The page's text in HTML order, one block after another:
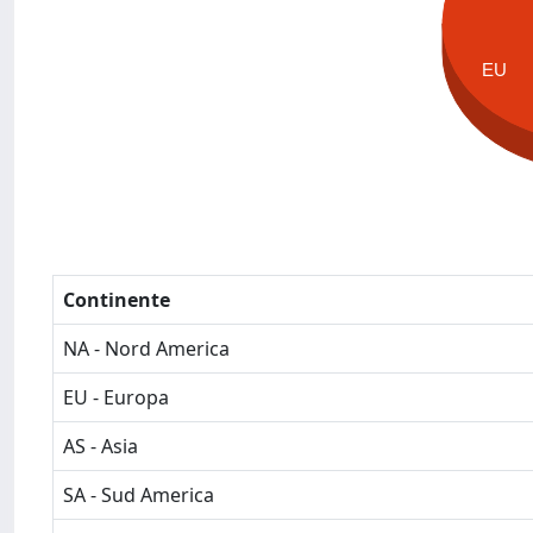
EU
Continente
NA - Nord America
EU - Europa
AS - Asia
SA - Sud America